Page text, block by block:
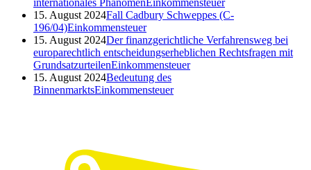
15. August 2024Fall Cadbury Schweppes (C-
196/04)Einkommensteuer
15. August 2024Der finanzgerichtliche Verfahrensweg bei
europarechtlich entscheidungserheblichen Rechtsfragen mit
GrundsatzurteilenEinkommensteuer
15. August 2024Bedeutung des
BinnenmarktsEinkommensteuer